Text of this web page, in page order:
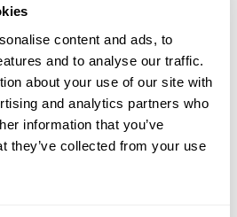
content and ads, to
and to analyse our traffic.
about your use of our site with
and analytics partners who
information that you’ve
they’ve collected from your use
EN